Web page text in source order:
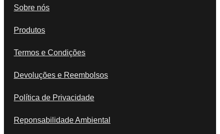
Sobre nós
Produtos
Termos e Condições
Devoluções e Reembolsos
Política de Privacidade
Reponsabilidade Ambiental